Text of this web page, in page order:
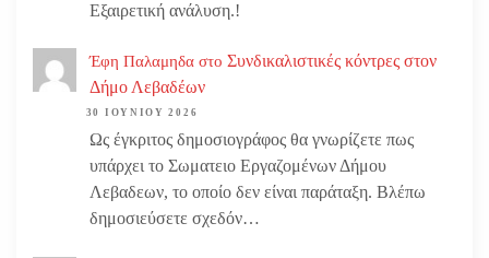
Εξαιρετική ανάλυση.!
Έφη Παλαμηδα στο Συνδικαλιστικές κόντρες στον
Δήμο Λεβαδέων
30 ΙΟΥΝΊΟΥ 2026
Ως έγκριτος δημοσιογράφος θα γνωρίζετε πως
υπάρχει το Σωματειο Εργαζομένων Δήμου
Λεβαδεων, το οποίο δεν είναι παράταξη. Βλέπω
δημοσιεύσετε σχεδόν…